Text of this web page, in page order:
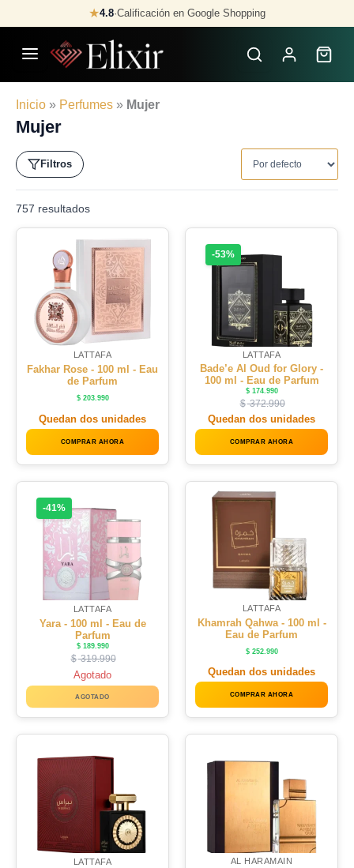
to
content
★4.8·Calificación en Google Shopping
Inicio » Perfumes » Mujer
Mujer
Filtros
757 resultados
LATTAFA
Fakhar Rose - 100 ml - Eau
de Parfum
$203.990
Quedan dos unidades
COMPRAR AHORA
-53%
LATTAFA
Bade’e Al Oud for Glory -
100 ml - Eau de Parfum
$174.990
$372.990
Quedan dos unidades
COMPRAR AHORA
-41%
LATTAFA
Yara - 100 ml - Eau de
Parfum
$189.990
$319.990
Agotado
AGOTADO
LATTAFA
Khamrah Qahwa - 100 ml -
Eau de Parfum
$252.990
Quedan dos unidades
COMPRAR AHORA
LATTAFA AL HARAMAIN